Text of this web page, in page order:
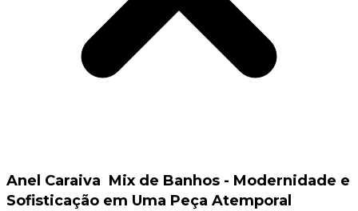
Anel Caraiva Mix de Banhos - Modernidade e
Sofisticação em Uma Peça Atemporal